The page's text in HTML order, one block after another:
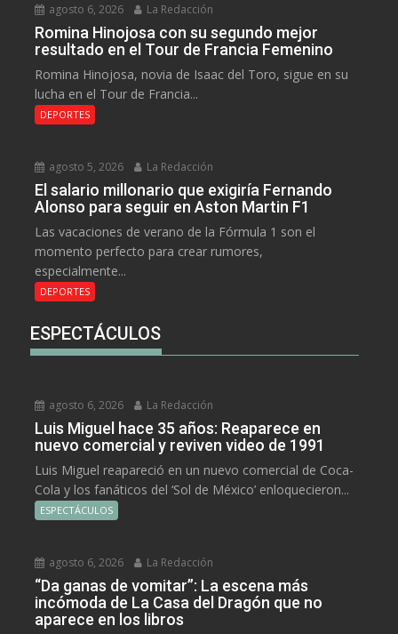
agosto 6, 2026 La Redacción
Romina Hinojosa con su segundo mejor
resultado en el Tour de Francia Femenino
Romina Hinojosa, novia de Isaac del Toro, sigue en su
lucha en el Tour de Francia...
DEPORTES
agosto 5, 2026 La Redacción
El salario millonario que exigiría Fernando
Alonso para seguir en Aston Martin F1
Las vacaciones de verano de la Fórmula 1 son el
momento perfecto para crear rumores,
especialmente...
DEPORTES
ESPECTÁCULOS
agosto 6, 2026 La Redacción
Luis Miguel hace 35 años: Reaparece en
nuevo comercial y reviven video de 1991
Luis Miguel reapareció en un nuevo comercial de Coca-
Cola y los fanáticos del ‘Sol de México’ enloquecieron...
ESPECTÁCULOS
agosto 6, 2026 La Redacción
“Da ganas de vomitar”: La escena más
incómoda de La Casa del Dragón que no
aparece en los libros